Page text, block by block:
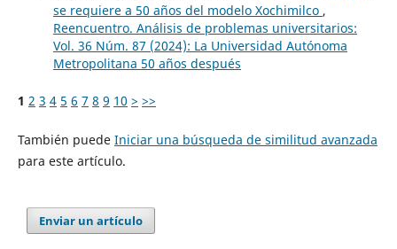
se requiere a 50 años del modelo Xochimilco ,
Reencuentro. Análisis de problemas universitarios:
Vol. 36 Núm. 87 (2024): La Universidad Autónoma
Metropolitana 50 años después
1 2 3 4 5 6 7 8 9 10 > >>
También puede Iniciar una búsqueda de similitud avanzada
para este artículo.
Enviar un artículo